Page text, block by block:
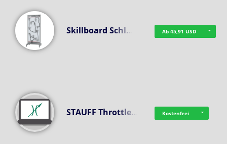
Skillboard Schl… Ab 45,91 USD
STAUFF Throttle… Kostenfrei